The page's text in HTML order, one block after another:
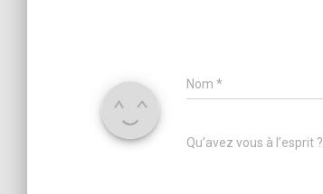
Nom *
Qu’avez vous à l’esprit ?